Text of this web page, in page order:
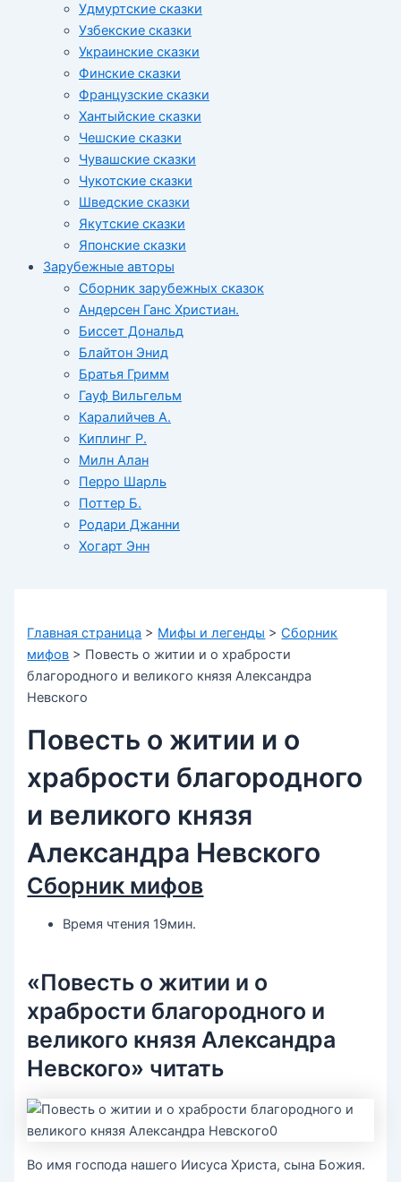
Удмуртские сказки
Узбекские сказки
Украинские сказки
Финские сказки
Французские сказки
Хантыйские сказки
Чешские сказки
Чувашские сказки
Чукотские сказки
Шведские сказки
Якутские сказки
Японские сказки
Зарубежные авторы
Сборник зарубежных сказок
Андерсен Ганс Христиан.
Биссет Дональд
Блайтон Энид
Братья Гримм
Гауф Вильгельм
Каралийчев А.
Киплинг Р.
Милн Алан
Перро Шарль
Поттер Б.
Родари Джанни
Хогарт Энн
Главная страница > Мифы и легенды >Сборник
мифов > Повесть о житии и о храбрости
благородного и великого князя Александра
Невского
Повесть о житии и о
храбрости благородного
и великого князя
Александра Невского
Сборник мифов
Время чтения 19мин.
«Повесть о житии и о
храбрости благородного и
великого князя Александра
Невского» читать
Во имя господа нашего Иисуса Христа, сына Божия.